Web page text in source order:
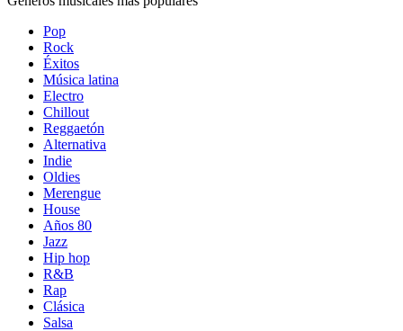
Pop
Rock
Éxitos
Música latina
Electro
Chillout
Reggaetón
Alternativa
Indie
Oldies
Merengue
House
Años 80
Jazz
Hip hop
R&B
Rap
Clásica
Salsa